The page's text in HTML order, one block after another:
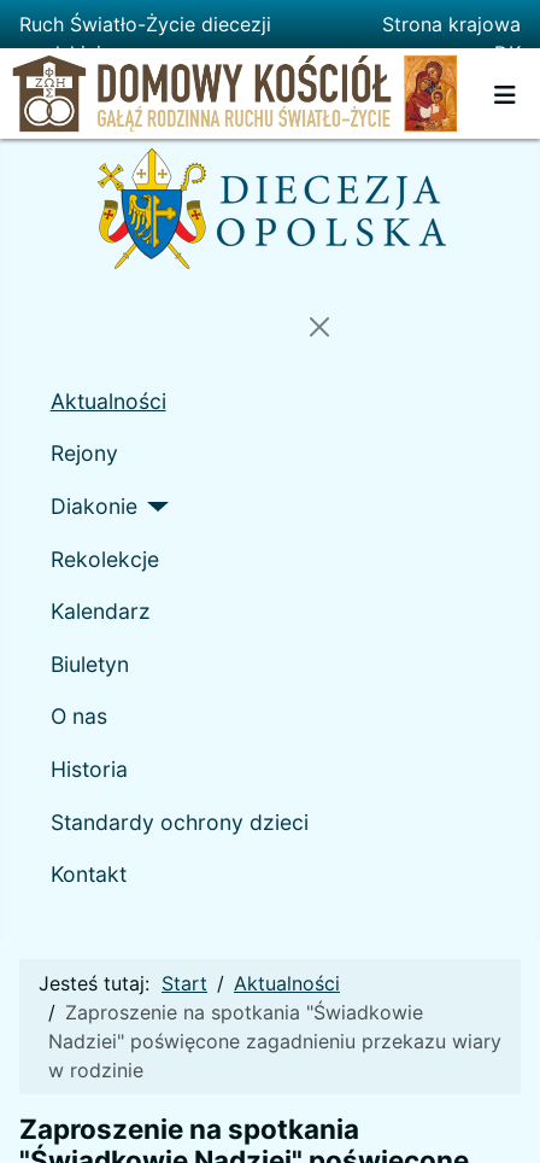
Ruch Światło-Życie diecezji
opolskiej
Strona krajowa
DK
Aktualności
Rejony
Diakonie
Rekolekcje
Kalendarz
Biuletyn
O nas
Historia
Standardy ochrony dzieci
Kontakt
Jesteś tutaj: Start
Aktualności
Zaproszenie na spotkania "Świadkowie
Nadziei" poświęcone zagadnieniu przekazu wiary
w rodzinie
Zaproszenie na spotkania